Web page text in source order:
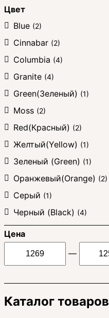
Цвет
Blue (2)
Cinnabar (2)
Columbia (4)
Granite (4)
Green(Зеленый) (1)
Moss (2)
Red(Красный) (2)
Желтый(Yellow) (1)
Зеленый (Green) (1)
Оранжевый(Orange) (2)
Серый (1)
Черный (Black) (4)
Цена
—
Каталог товаров